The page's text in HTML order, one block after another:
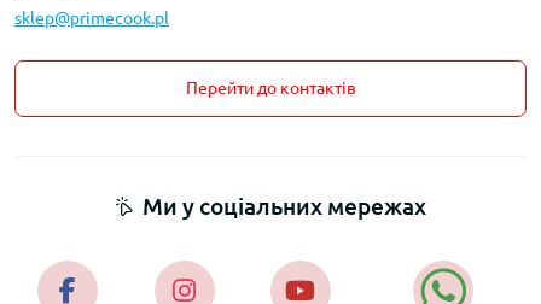
sklep@primecook.pl
Перейти до контактів
Ми у соціальних мережах